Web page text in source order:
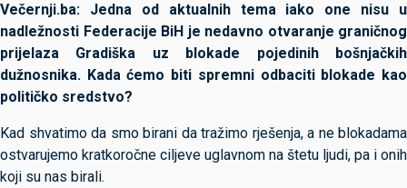
Večernji.ba: Jedna od aktualnih tema iako one nisu u
nadležnosti Federacije BiH je nedavno otvaranje graničnog
prijelaza Gradiška uz blokade pojedinih bošnjačkih
dužnosnika. Kada ćemo biti spremni odbaciti blokade kao
političko sredstvo?
Kad shvatimo da smo birani da tražimo rješenja, a ne blokadama
ostvarujemo kratkoročne ciljeve uglavnom na štetu ljudi, pa i onih
koji su nas birali.